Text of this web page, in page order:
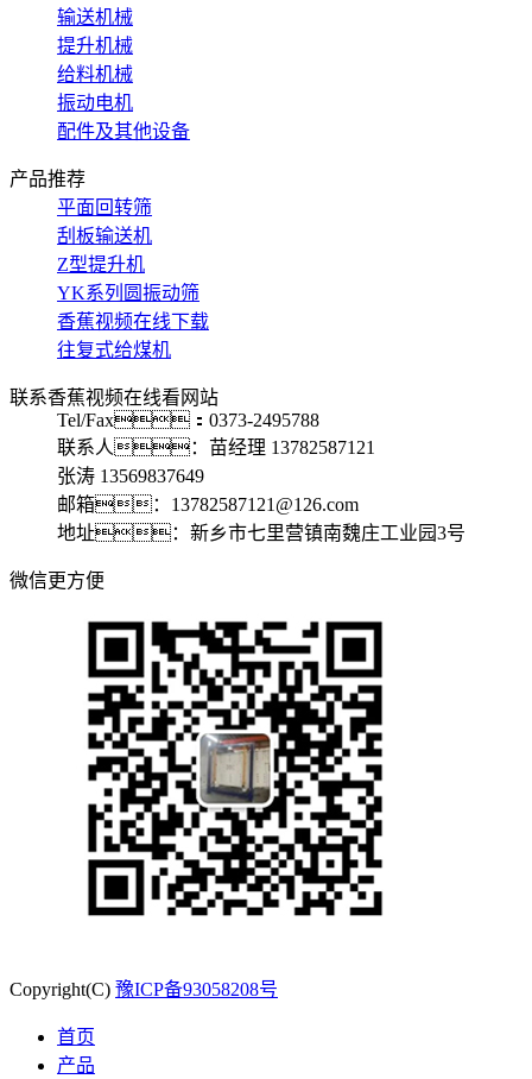
输送机械
提升机械
给料机械
振动电机
配件及其他设备
产品推荐
平面回转筛
刮板输送机
Z型提升机
YK系列圆振动筛
香蕉视频在线下载
往复式给煤机
联系香蕉视频在线看网站
Tel/Fax：0373-2495788
联系人：苗经理 13782587121
张涛 13569837649
邮箱：13782587121@126.com
地址：新乡市七里营镇南魏庄工业园3号
微信更方便
Copyright(C) 豫ICP备93058208号
首页
产品